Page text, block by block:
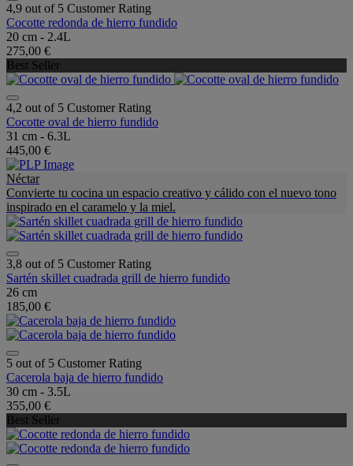
4,9 out of 5 Customer Rating
Cocotte redonda de hierro fundido
20 cm - 2.4L
275,00 €
Best Seller
4,2 out of 5 Customer Rating
Cocotte oval de hierro fundido
31 cm - 6.3L
445,00 €
Néctar
Convierte tu cocina un espacio creativo y cálido con el nuevo tono
inspirado en el caramelo y la miel.
3,8 out of 5 Customer Rating
Sartén skillet cuadrada grill de hierro fundido
26 cm
185,00 €
5 out of 5 Customer Rating
Cacerola baja de hierro fundido
30 cm - 3.5L
355,00 €
Best Seller